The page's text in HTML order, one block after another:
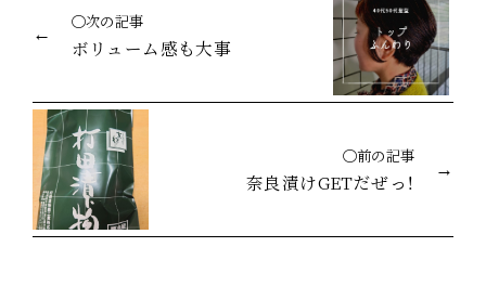
◯次の記事
ボリューム感も大事
◯前の記事
奈良漬けGETだぜっ！